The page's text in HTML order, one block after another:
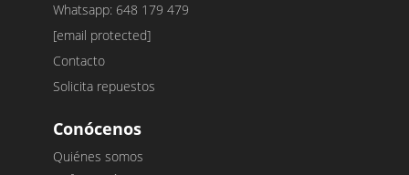
Whatsapp: 648 179 479
[email protected]
Contacto
Solicita repuestos
Conócenos
Quiénes somos